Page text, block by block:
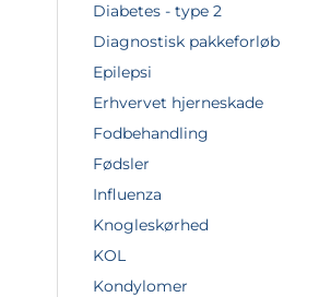
Diabetes - type 2
Diagnostisk pakkeforløb
Epilepsi
Erhvervet hjerneskade
Fodbehandling
Fødsler
Influenza
Knogleskørhed
KOL
Kondylomer